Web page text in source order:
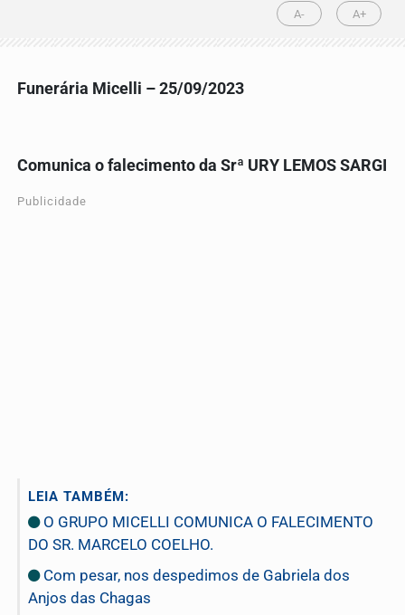
A- A+
Funerária Micelli – 25/09/2023
Comunica o falecimento da Srª URY LEMOS SARGI
Publicidade
LEIA TAMBÉM:
O GRUPO MICELLI COMUNICA O FALECIMENTO
DO SR. MARCELO COELHO.
Com pesar, nos despedimos de Gabriela dos
Anjos das Chagas